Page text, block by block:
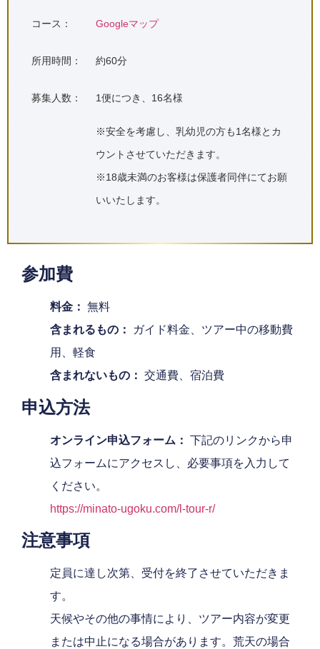
コース： Googleマップ
所用時間： 約60分
募集人数： 1便につき、16名様
※安全を考慮し、乳幼児の方も1名様とカ
ウントさせていただきます。
※18歳未満のお客様は保護者同伴にてお願
いいたします。
参加費
料金： 無料
含まれるもの：
ガイド料金、ツアー中の移動費
用、軽食
含まれないもの： 交通費、宿泊費
申込方法
オンライン申込フォーム： 下記のリンクから申
込フォームにアクセスし、必要事項を入力して
ください。
https://minato-ugoku.com/l-tour-r/
注意事項
定員に達し次第、受付を終了させていただきま
す。
天候やその他の事情により、ツアー内容が変更
または中止になる場合があります。荒天の場合